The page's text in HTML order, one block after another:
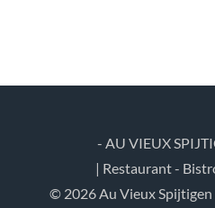
- AU VIEUX
| Restaurant -
© 2026 Au Vieux Spijtigen